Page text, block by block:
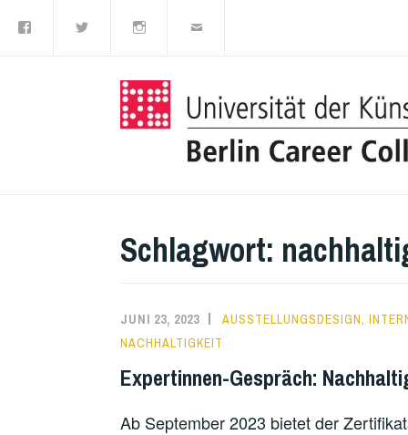
Inhalt
Schlagwort:
JUNI 23, 2023 AUSSTELLUNGSDESIGN
NACHHALTIGKEIT
Expertinnen-Gespräch:
Ab September 2023 bietet der